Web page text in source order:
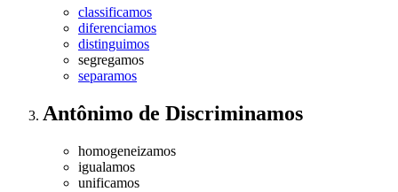
classificamos
diferenciamos
distinguimos
segregamos
separamos
Antônimo de Discriminamos
homogeneizamos
igualamos
unificamos